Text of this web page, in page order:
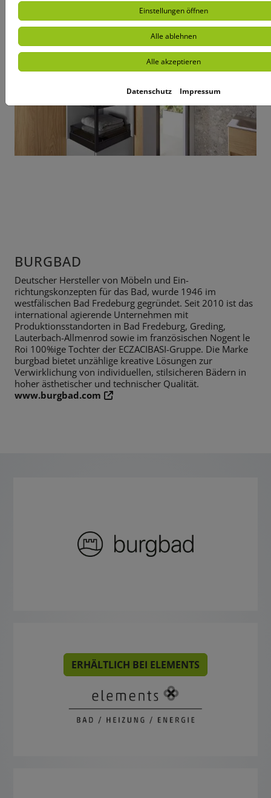
BURGBAD
Deutscher Hersteller von Möbeln und Ein­
richtungskonzepten für das Bad, wurde 1946 im
westfälischen Bad Fredeburg gegründet. Seit 2010 ist das
international agierende Unternehmen mit
Produktionsstandorten in Bad Fredeburg, Greding,
Lauterbach-Allmenrod sowie im französischen Nogent le
Roi 100%ige Tochter der ECZACIBASI­-Gruppe. Die Marke
burgbad bietet unzählige kreative Lösungen zur
Verwirklichung von individuellen, stilsicheren Bädern in
hoher ästhetischer und technischer Qualität.
www.burgbad.com
ERHÄLTLICH BEI ELEMENTS
Einstellungen öffnen
Alle ablehnen
Alle akzeptieren
Datenschutz Impressum